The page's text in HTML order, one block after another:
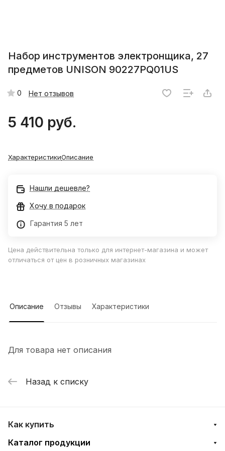
Набор инструментов электронщика, 27
предметов UNISON 90227PQ01US
0 Нет отзывов
5 410 руб.
ХарактеристикиОписание
Нашли дешевле?
Хочу в подарок
Гарантия 5 лет
Цена действительна только для интернет-магазина и может
отличаться от цен в розничных магазинах
Описание Отзывы Характеристики
Для товара нет описания
Назад к списку
Как купить
Каталог продукции